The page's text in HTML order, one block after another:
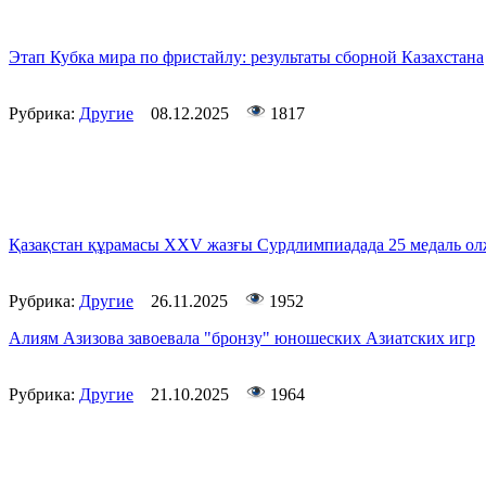
Этап Кубка мира по фристайлу: результаты сборной Казахстана
Рубрика: Другие 08.12.2025 1817
Қазақстан құрамасы XXV жазғы Сурдлимпиадада 25 медаль
Рубрика: Другие 26.11.2025
1952
Алиям Азизова завоевала "бронзу" юношеских Азиатских игр
Рубрика: Другие 21.10.2025 1964